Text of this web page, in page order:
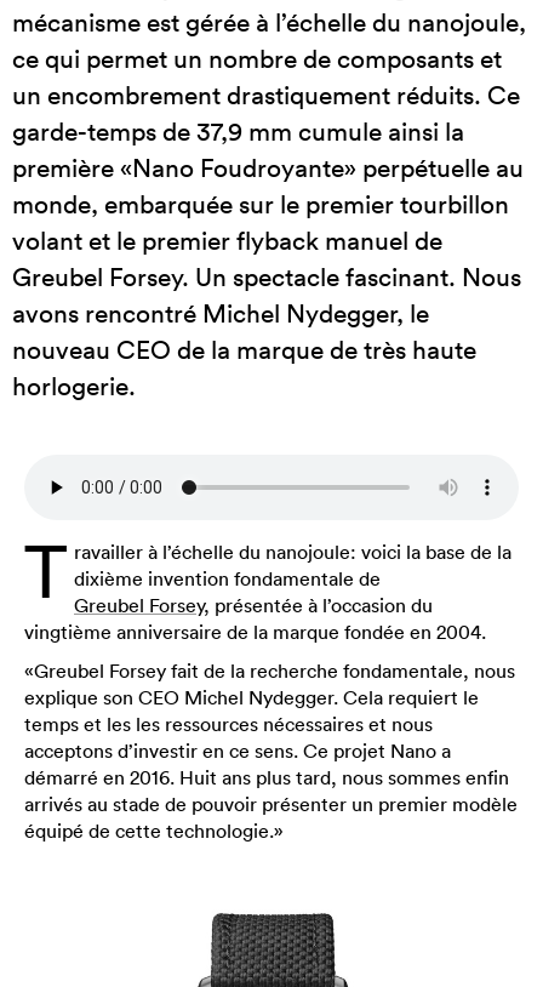
mécanisme est gérée à l’échelle du nanojoule,
ce qui permet un nombre de composants et
un encombrement drastiquement réduits. Ce
garde-temps de 37,9 mm cumule ainsi la
première «Nano Foudroyante» perpétuelle au
monde, embarquée sur le premier tourbillon
volant et le premier flyback manuel de
Greubel Forsey. Un spectacle fascinant. Nous
avons rencontré Michel Nydegger, le
nouveau CEO de la marque de très haute
horlogerie.
T ravailler à l’échelle du nanojoule: voici la base de la
dixième invention fondamentale de
Greubel Forsey, présentée à l’occasion du
vingtième anniversaire de la marque fondée en 2004.
«Greubel Forsey fait de la recherche fondamentale, nous
explique son CEO Michel Nydegger. Cela requiert le
temps et les les ressources nécessaires et nous
acceptons d’investir en ce sens. Ce projet Nano a
démarré en 2016. Huit ans plus tard, nous sommes enfin
arrivés au stade de pouvoir présenter un premier modèle
équipé de cette technologie.»